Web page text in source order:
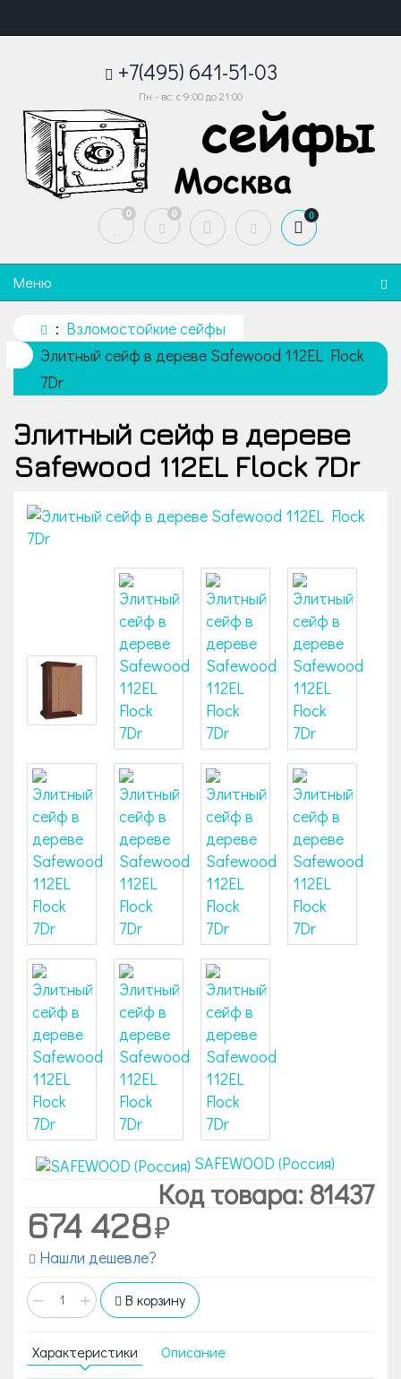
+7(495) 641-51-03
Пн - вс: с 9:00 до 21:00
0 0 0
Меню
Взломостойкие сейфы
Элитный сейф в дереве Safewood 112EL Flock
7Dr
Элитный сейф в дереве
Safewood 112EL Flock 7Dr
SAFEWOOD (Россия)
Код товара: 81437
674 428
Нашли дешевле?
− + В корзину
Характеристики Описание